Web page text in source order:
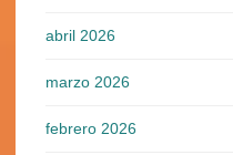
abril 2026
marzo 2026
febrero 2026